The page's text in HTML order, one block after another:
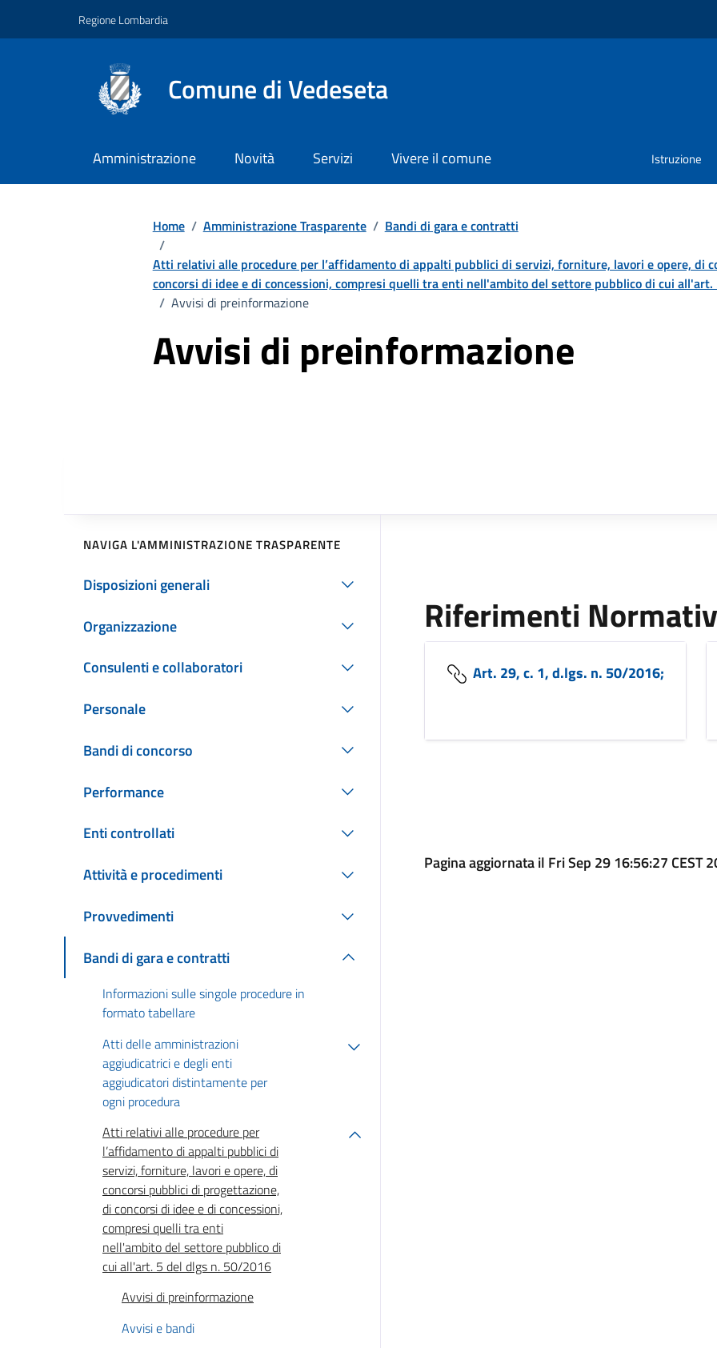
Regione Lombardia
Comune di Vedeseta
Amministrazione Novità Servizi Vivere il comune Istruzione
Home / Amministrazione Trasparente / Bandi di gara e contratti
/
Atti relativi alle procedure per l’affidamento di appalti pubblici di servizi, forniture, lavori e opere, di
concorsi di idee e di concessioni, compresi quelli tra enti nell'ambito del settore pubblico di cui
/ Avvisi di preinformazione
Avvisi di preinformazione
NAVIGA L'AMMINISTRAZIONE TRASPARENTE
Disposizioni generali
Organizzazione
Consulenti e collaboratori
Personale
Bandi di concorso
Performance
Enti controllati
Attività e procedimenti
Provvedimenti
Bandi di gara e contratti
Informazioni sulle singole procedure in
formato tabellare
Atti delle amministrazioni
aggiudicatrici e degli enti
aggiudicatori distintamente per
ogni procedura
Atti relativi alle procedure per
l’affidamento di appalti pubblici di
servizi, forniture, lavori e opere, di
concorsi pubblici di progettazione,
di concorsi di idee e di concessioni,
compresi quelli tra enti
nell'ambito del settore pubblico di
cui all'art. 5 del dlgs n. 50/2016
Avvisi di preinformazione
Avvisi e bandi
Riferimenti
Art. 29, c. 1, d.lgs. n. 50/2016;
Pagina aggiornata il Fri Sep 29 16:56:27 CEST